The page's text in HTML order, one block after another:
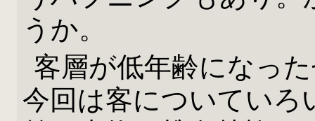
うか。
客層が低年齢になっ
今回は客についてい